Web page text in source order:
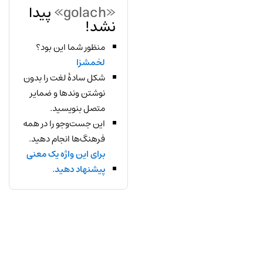
«golach» پیدا
نشد!
منظور شما این بود؟
لخمشزا
شکل سادهٔ لغت را بدون
نوشتن وندها و ضمایر
متصل بنویسید.
این جست‌وجو را در همه
فرهنگ‌ها انجام دهید.
برای این واژه یک معنی
پیشنهاد دهید.